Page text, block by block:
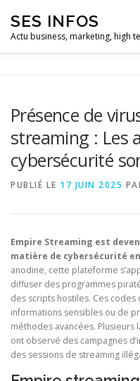
contenu
SES INFOS
Actu business, marketing, high
HIGH TECH ET
Présence de
streaming : Les
cybersécurité
PUBLIÉ LE 17 JUIN 2025
Empire Streaming est
matière de cybersécurité
anodine, cette plateforme
diffuser des programmes
des scripts hostiles. Ces
informations sensibles ou de
méthodes avancées.
ont observé des campagnes
des sessions de streaming